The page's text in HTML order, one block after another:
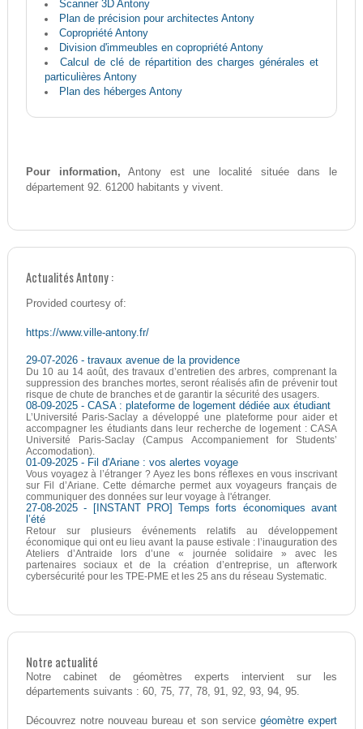
Scanner 3D Antony
Plan de précision pour architectes Antony
Copropriété Antony
Division d'immeubles en copropriété Antony
Calcul de clé de répartition des charges générales et
particulières Antony
Plan des héberges Antony
Pour information, Antony est une localité située dans le
département 92. 61200 habitants y vivent.
Actualités Antony :
Provided courtesy of:
https://www.ville-antony.fr/
29-07-2026 - travaux avenue de la providence
Du 10 au 14 août, des travaux d’entretien des arbres, comprenant la
suppression des branches mortes, seront réalisés afin de prévenir tout
risque de chute de branches et de garantir la sécurité des usagers.
08-09-2025 - CASA : plateforme de logement dédiée aux étudiant
L’Université Paris-Saclay a développé une plateforme pour aider et
accompagner les étudiants dans leur recherche de logement : CASA
Université Paris-Saclay (Campus Accompaniement for Students’
Accomodation).
01-09-2025 - Fil d'Ariane : vos alertes voyage
Vous voyagez à l’étranger ? Ayez les bons réflexes en vous inscrivant
sur Fil d’Ariane. Cette démarche permet aux voyageurs français de
communiquer des données sur leur voyage à l'étranger.
27-08-2025 - [INSTANT PRO] Temps forts économiques avant
l’été
Retour sur plusieurs événements relatifs au développement
économique qui ont eu lieu avant la pause estivale : l’inauguration des
Ateliers d’Antraide lors d’une « journée solidaire » avec les
partenaires sociaux et de la création d’entreprise, un afterwork
cybersécurité pour les TPE-PME et les 25 ans du réseau Systematic.
Notre actualité
Notre cabinet de géomètres experts intervient sur les
départements suivants : 60, 75, 77, 78, 91, 92, 93, 94, 95.
Découvrez notre nouveau bureau et son service géomètre expert